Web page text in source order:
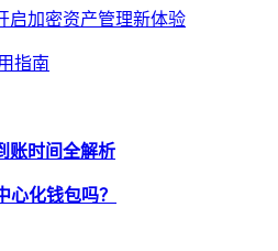
启加密资产管理新体验
指南
账时间全解析
心化钱包吗？